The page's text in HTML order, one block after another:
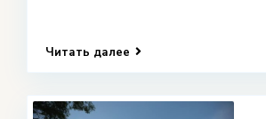
Читать далее